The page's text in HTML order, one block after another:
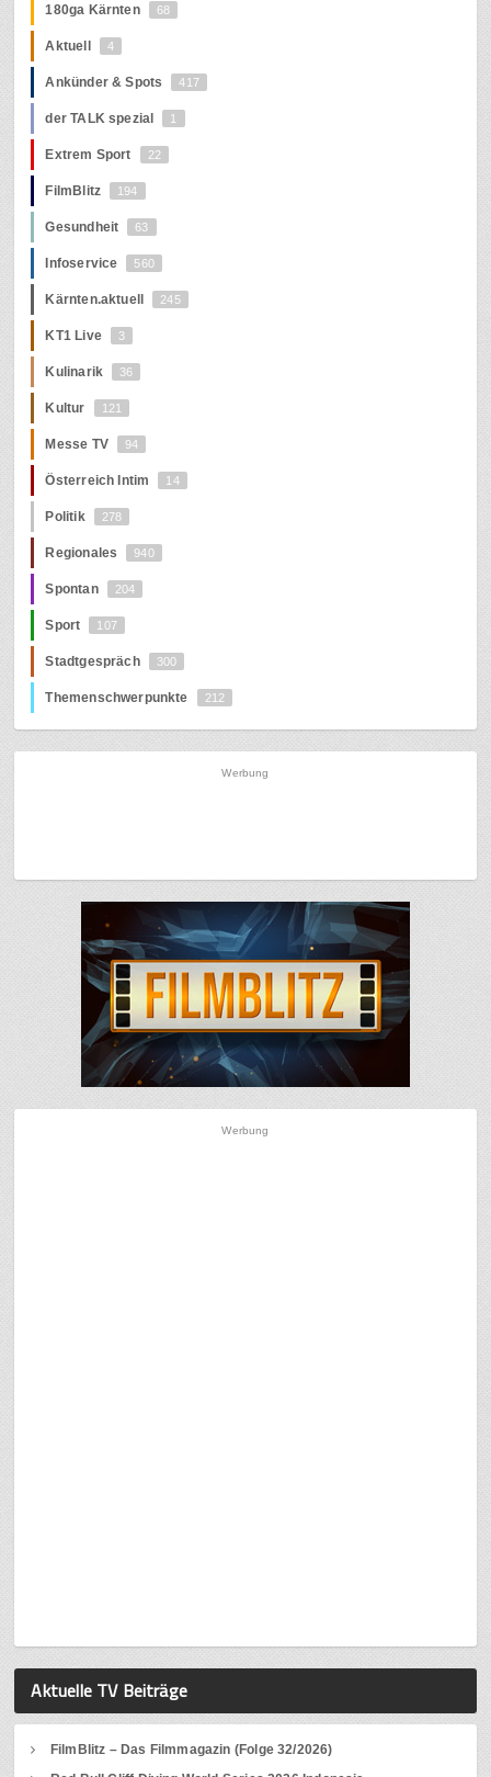
180ga Kärnten 68
Aktuell 4
Ankünder & Spots 417
der TALK spezial 1
Extrem Sport 22
FilmBlitz 194
Gesundheit 63
Infoservice 560
Kärnten.aktuell 245
KT1 Live 3
Kulinarik 36
Kultur 121
Messe TV 94
Österreich Intim 14
Politik 278
Regionales 940
Spontan 204
Sport 107
Stadtgespräch 300
Themenschwerpunkte 212
Werbung
Werbung
Aktuelle TV Beiträge
FilmBlitz – Das Filmmagazin (Folge 32/2026)